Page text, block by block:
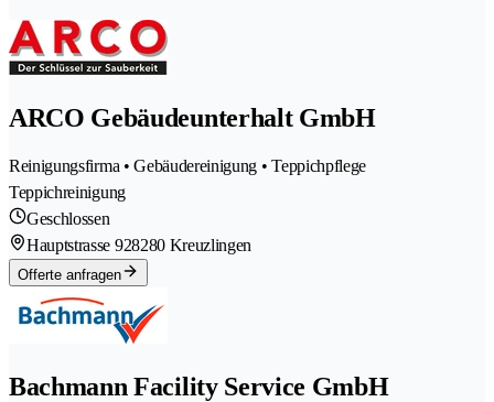
ARCO Gebäudeunterhalt GmbH
Reinigungsfirma • Gebäudereinigung • Teppichpflege
Teppichreinigung
Geschlossen
Hauptstrasse 928280 Kreuzlingen
Offerte anfragen
Bachmann Facility Service GmbH